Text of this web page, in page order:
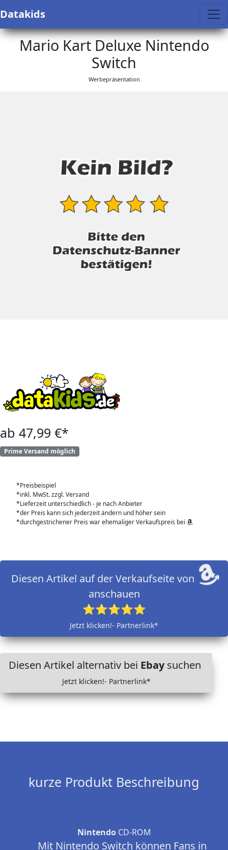
Datakids
Mario Kart Deluxe Nintendo
Switch
Werbepräsentation
ab 47,99 €*
Prime Versand möglich
*Preisbeispiel
*inkl. MwSt. zzgl. Versand
*Lieferzeit unterschiedlich - je nach Anbieter
*der Preis kann sich jederzeit ändern und höher sein
*durchgestrichener Preis war ehemaliger Verkaufspreis bei
Diesen Artikel auf der Verkaufseite von
anschauen
⭐⭐⭐⭐⭐
Jetzt klicken!- Partnerlink*
Diesen Artikel alternativ bei Ebaysuchen
Jetzt klicken!- Partnerlink*
kurze Produkt Beschreibung
NintendoCD-ROM
Mit Nintendo Switch können Fans in